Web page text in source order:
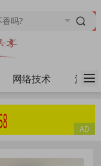
网络技术 源码